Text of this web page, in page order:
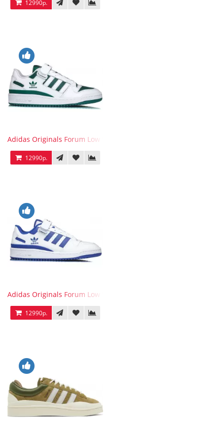
12990р.
Adidas Originals Forum Low WB White Green
12990р.
Adidas Originals Forum Low WB White Blue
12990р.